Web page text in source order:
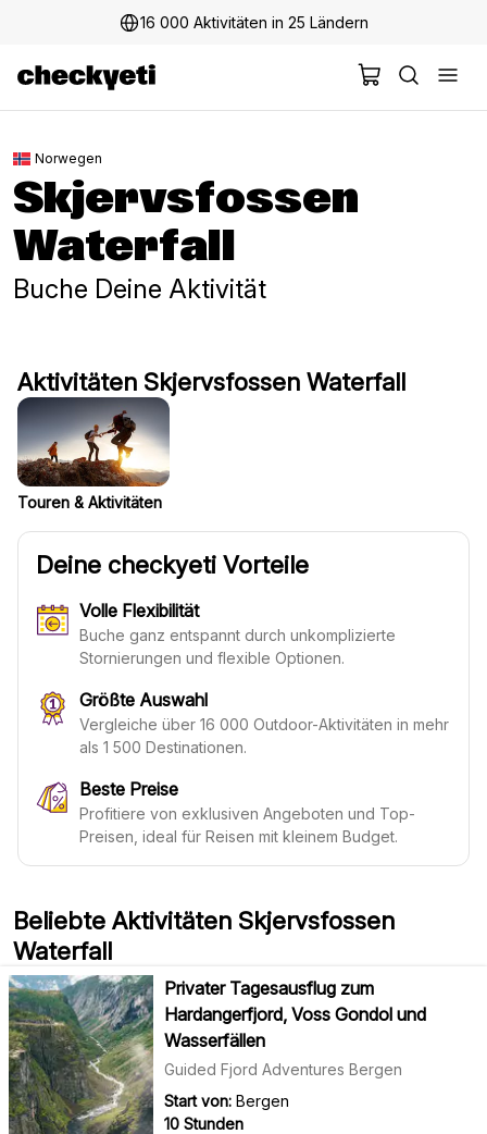
16 000 Aktivitäten in 25 Ländern
Norwegen
Skjervsfossen
Waterfall
Buche Deine Aktivität
Aktivitäten Skjervsfossen Waterfall
Touren & Aktivitäten
Deine checkyeti Vorteile
Volle Flexibilität
Buche ganz entspannt durch unkomplizierte
Stornierungen und flexible Optionen.
Größte Auswahl
Vergleiche über 16 000 Outdoor-Aktivitäten in mehr
als 1 500 Destinationen.
Beste Preise
Profitiere von exklusiven Angeboten und Top-
Preisen, ideal für Reisen mit kleinem Budget.
Beliebte Aktivitäten Skjervsfossen
Waterfall
Privater Tagesausflug zum
Hardangerfjord, Voss Gondol und
Wasserfällen
Guided Fjord Adventures Bergen
Start von: Bergen
10 Stunden